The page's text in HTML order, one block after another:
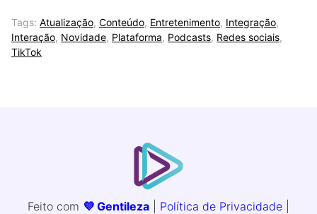
Tags: Atualização, Conteúdo, Entretenimento, Integração,
Interação, Novidade, Plataforma, Podcasts, Redes sociais,
TikTok
Feito com 💜 Gentileza Política de Privacidade